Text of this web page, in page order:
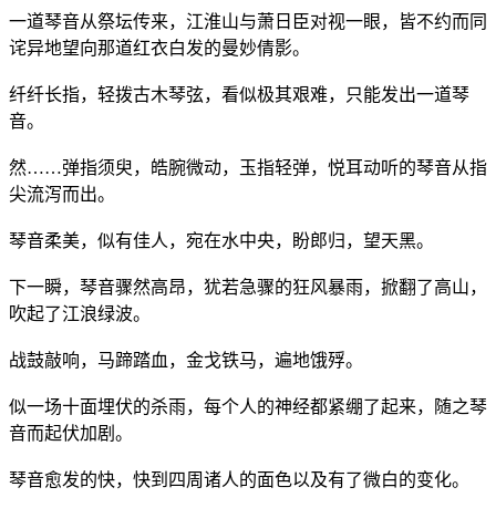
一道琴音从祭坛传来，江淮山与萧日臣对视一眼，皆不约而同
诧异地望向那道红衣白发的曼妙倩影。
纤纤长指，轻拨古木琴弦，看似极其艰难，只能发出一道琴
音。
然……弹指须臾，皓腕微动，玉指轻弹，悦耳动听的琴音从指
尖流泻而出。
琴音柔美，似有佳人，宛在水中央，盼郎归，望天黑。
下一瞬，琴音骤然高昂，犹若急骤的狂风暴雨，掀翻了高山，
吹起了江浪绿波。
战鼓敲响，马蹄踏血，金戈铁马，遍地饿殍。
似一场十面埋伏的杀雨，每个人的神经都紧绷了起来，随之琴
音而起伏加剧。
琴音愈发的快，快到四周诸人的面色以及有了微白的变化。